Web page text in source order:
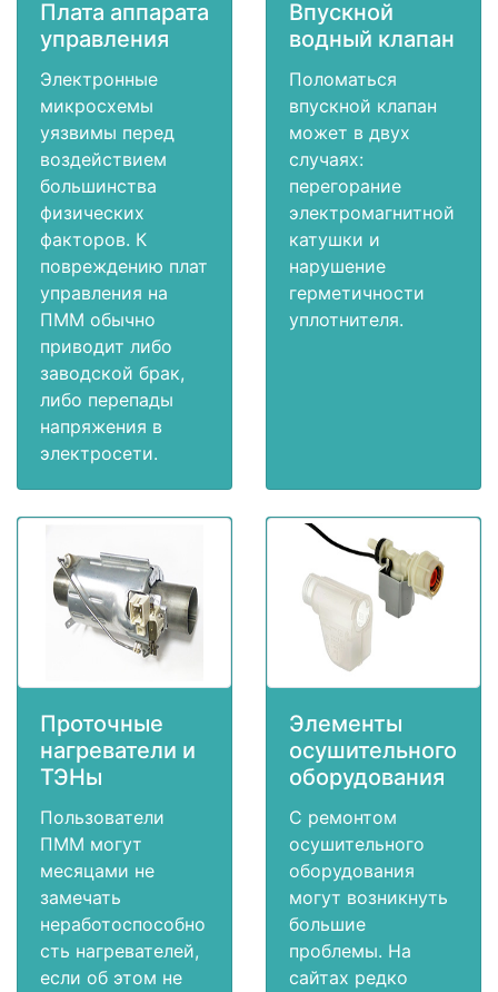
Плата аппарата
управления
Электронные
микросхемы
уязвимы перед
воздействием
большинства
физических
факторов. К
повреждению плат
управления на
ПММ обычно
приводит либо
заводской брак,
либо перепады
напряжения в
электросети.
Впускной
водный клапан
Поломаться
впускной клапан
может в двух
случаях:
перегорание
электромагнитной
катушки и
нарушение
герметичности
уплотнителя.
Проточные
нагреватели и
ТЭНы
Пользователи
ПММ могут
месяцами не
замечать
неработоспособно
сть нагревателей,
если об этом не
Элементы
осушительного
оборудования
С ремонтом
осушительного
оборудования
могут возникнуть
большие
проблемы. На
сайтах редко